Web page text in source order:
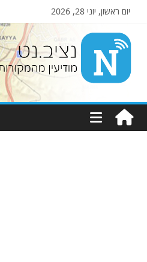
יום ראשון, יוני 28, 2026
Nziv.net
מודיעין
מהמקורות